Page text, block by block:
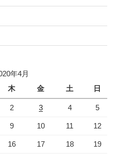
年4月
木 金 土 日
2 3 4 5
9 10 11 12
16 17 18 19